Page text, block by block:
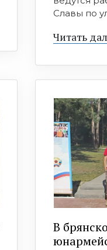
Славы по
Читать
В